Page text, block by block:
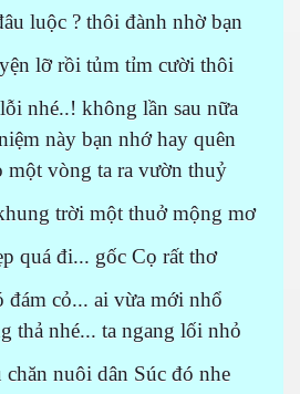
luộc ? thôi đành nhờ bạn
lỡ rồi tủm tỉm cười thôi
nhé..! không lần sau nữa
này bạn nhớ hay quên
một vòng ta ra vườn thuỷ
trời một thuở mộng mơ
quá đi... gốc Cọ rất thơ
đám cỏ... ai vừa mới nhổ
thả nhé... ta ngang lối nhỏ
nuôi dân Súc đó nhe